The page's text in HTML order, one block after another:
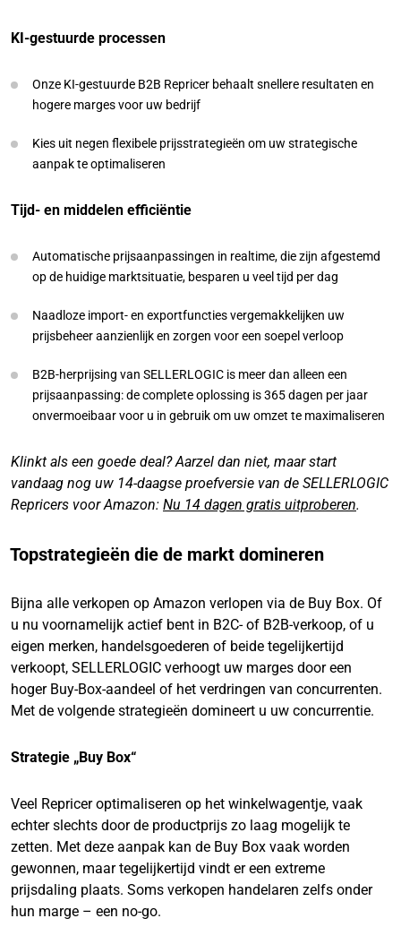
KI-gestuurde processen
Onze KI-gestuurde B2B Repricer behaalt snellere resultaten en
hogere marges voor uw bedrijf
Kies uit negen flexibele prijsstrategieën om uw strategische
aanpak te optimaliseren
Tijd- en middelen efficiëntie
Automatische prijsaanpassingen in realtime, die zijn afgestemd
op de huidige marktsituatie, besparen u veel tijd per dag
Naadloze import- en exportfuncties vergemakkelijken uw
prijsbeheer aanzienlijk en zorgen voor een soepel verloop
B2B-herprijsing van SELLERLOGIC is meer dan alleen een
prijsaanpassing: de complete oplossing is 365 dagen per jaar
onvermoeibaar voor u in gebruik om uw omzet te maximaliseren
Klinkt als een goede deal? Aarzel dan niet, maar start
vandaag nog uw 14-daagse proefversie van de SELLERLOGIC
Repricers voor Amazon: Nu 14 dagen gratis uitproberen.
Topstrategieën die de markt domineren
Bijna alle verkopen op Amazon verlopen via de Buy Box. Of
u nu voornamelijk actief bent in B2C- of B2B-verkoop, of u
eigen merken, handelsgoederen of beide tegelijkertijd
verkoopt, SELLERLOGIC verhoogt uw marges door een
hoger Buy-Box-aandeel of het verdringen van concurrenten.
Met de volgende strategieën domineert u uw concurrentie.
Strategie „Buy Box“
Veel Repricer optimaliseren op het winkelwagentje, vaak
echter slechts door de productprijs zo laag mogelijk te
zetten. Met deze aanpak kan de Buy Box vaak worden
gewonnen, maar tegelijkertijd vindt er een extreme
prijsdaling plaats. Soms verkopen handelaren zelfs onder
hun marge – een no-go.